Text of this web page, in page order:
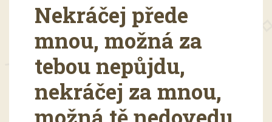
Nekráčej přede
mnou, možná za
tebou nepůjdu,
nekráčej za mnou,